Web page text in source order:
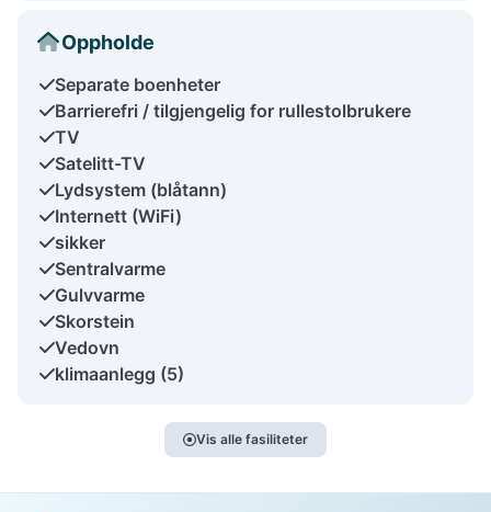
Oppholde
Separate boenheter
Barrierefri / tilgjengelig for rullestolbrukere
TV
Satelitt-TV
Lydsystem (blåtann)
Internett (WiFi)
sikker
Sentralvarme
Gulvvarme
Skorstein
Vedovn
klimaanlegg (5)
Vis alle fasiliteter